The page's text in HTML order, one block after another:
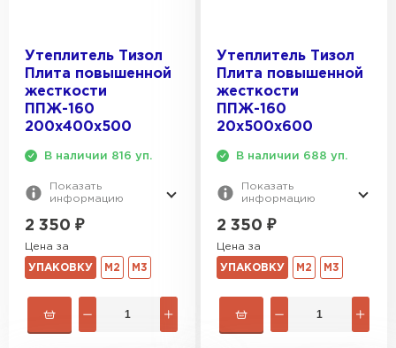
Утеплитель Тизол
Плита повышенной
жесткости
ППЖ-160
200х400х500
В наличии 816 уп.
Показать
информацию
2 350 ₽
Цена за
УПАКОВКУ М2 М3
Утеплитель Тизол
Плита повышенной
жесткости
ППЖ-160
20х500х600
В наличии 688 уп.
Показать
информацию
2 350 ₽
Цена за
УПАКОВКУ М2 М3